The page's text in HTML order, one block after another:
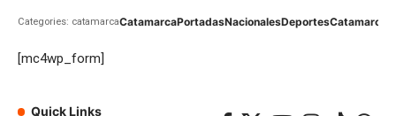
Categories: catamarcaCatamarcaPortadasNacionalesDeportesCatamarca
[mc4wp_form]
Quick Links